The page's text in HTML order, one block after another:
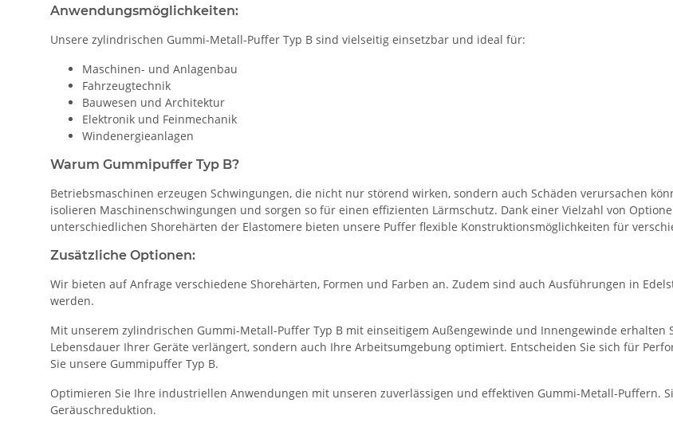
Anwendungsmöglichkeiten:
Unsere zylindrischen Gummi-Metall-Puffer Typ B sind vielseitig einsetzbar und ideal für:
Maschinen- und Anlagenbau
Fahrzeugtechnik
Bauwesen und Architektur
Elektronik und Feinmechanik
Windenergieanlagen
Warum Gummipuffer Typ B?
Betriebsmaschinen erzeugen Schwingungen, die nicht nur störend wirken, sondern auch Schäden verursachen
isolieren Maschinenschwingungen und sorgen so für einen effizienten Lärmschutz. Dank einer Vielzahl von
unterschiedlichen Shorehärten der Elastomere bieten unsere Puffer flexible Konstruktionsmöglichkeiten für
Zusätzliche Optionen:
Wir bieten auf Anfrage verschiedene Shorehärten, Formen und Farben an. Zudem sind auch Ausführungen in
werden.
Mit unserem zylindrischen Gummi-Metall-Puffer Typ B mit einseitigem Außengewinde und Innengewinde erhalten
Lebensdauer Ihrer Geräte verlängert, sondern auch Ihre Arbeitsumgebung optimiert. Entscheiden Sie sich für
Sie unsere Gummipuffer Typ B.
Optimieren Sie Ihre industriellen Anwendungen mit unseren zuverlässigen und effektiven Gummi-Metall-Puffern.
Geräuschreduktion.